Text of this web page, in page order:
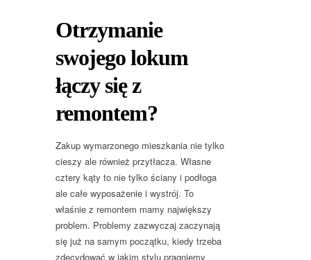
Otrzymanie
swojego lokum
łączy się z
remontem?
Zakup wymarzonego mieszkania nie tylko
cieszy ale również przytłacza. Własne
cztery kąty to nie tylko ściany i podłoga
ale całe wyposażenie i wystrój. To
właśnie z remontem mamy największy
problem. Problemy zazwyczaj zaczynają
się już na samym początku, kiedy trzeba
zdecydować w jakim stylu pragniemy